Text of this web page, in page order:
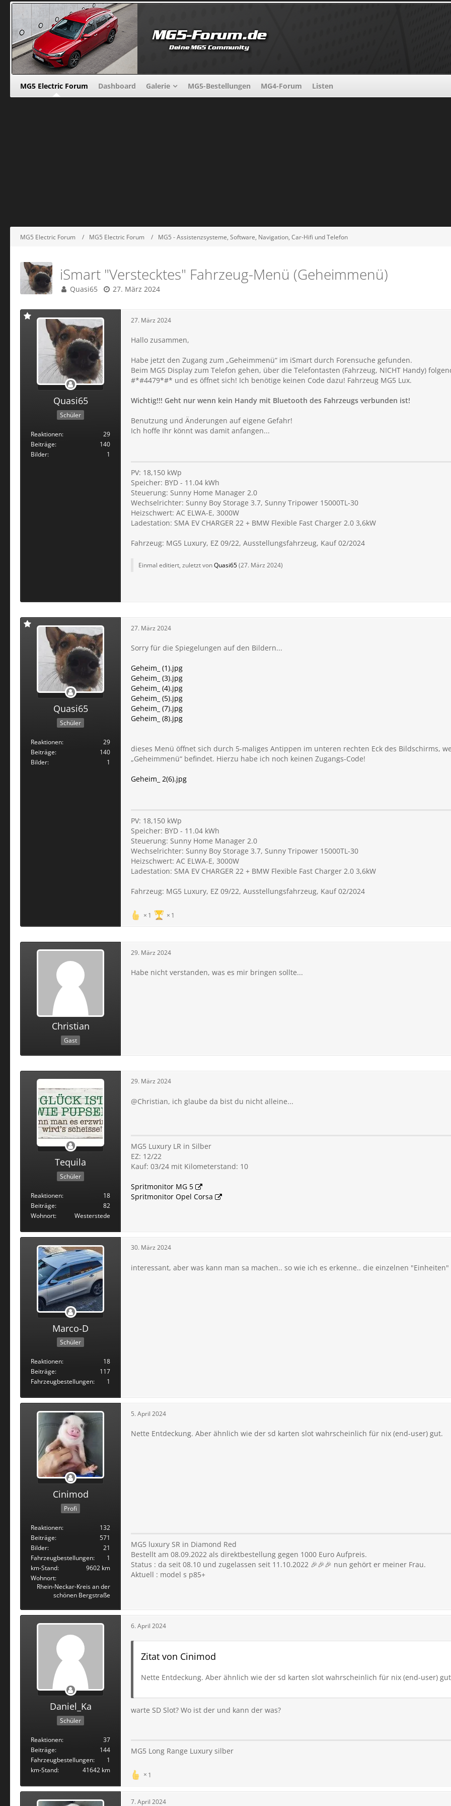
MG5 Electric Forum Dashboard Galerie MG5-Bestellungen MG4-Forum Listen
MG5 Electric Forum MG5 Electric Forum MG5 - Assistenzsysteme, Software, Navigation, Car-Hifi und Telefon
iSmart "Verstecktes" Fahrzeug-Menü (Geheimmenü)
Quasi65 27. März 2024
Quasi65
Schüler
Reaktionen
29
Beiträge
140
Bilder
1
27. März 2024
Hallo zusammen,
Habe jetzt den Zugang zum „Geheimmenü“ im iSmart durch Forensuche gefunden.
Beim MG5 Display zum Telefon gehen, über die Telefontasten (Fahrzeug, NICHT Handy)
#*#4479*#* und es öffnet sich! Ich benötige keinen Code dazu! Fahrzeug MG5 Lux.
Wichtig!!! Geht nur wenn kein Handy mit Bluetooth des Fahrzeugs verbunden ist!
Benutzung und Änderungen auf eigene Gefahr!
Ich hoffe Ihr könnt was damit anfangen...
PV: 18,150 kWp
Speicher: BYD - 11.04 kWh
Steuerung: Sunny Home Manager 2.0
Wechselrichter: Sunny Boy Storage 3.7, Sunny Tripower 15000TL-30
Heizschwert: AC ELWA-E, 3000W
Ladestation: SMA EV CHARGER 22 + BMW Flexible Fast Charger 2.0 3,6kW
Fahrzeug: MG5 Luxury, EZ 09/22, Ausstellungsfahrzeug, Kauf 02/2024
Einmal editiert, zuletzt vonQuasi65(27. März 2024)
Quasi65
Schüler
Reaktionen
29
Beiträge
140
Bilder
1
27. März 2024
Sorry für die Spiegelungen auf den Bildern...
Geheim_ (1).jpg
Geheim_ (3).jpg
Geheim_ (4).jpg
Geheim_ (5).jpg
Geheim_ (7).jpg
Geheim_ (8).jpg
dieses Menü öffnet sich durch 5-maliges Antippen im unteren rechten Eck des Bildschirms,
„Geheimmenü“ befindet. Hierzu habe ich noch keinen Zugangs-Code!
Geheim_ 2(6).jpg
PV: 18,150 kWp
Speicher: BYD - 11.04 kWh
Steuerung: Sunny Home Manager 2.0
Wechselrichter: Sunny Boy Storage 3.7, Sunny Tripower 15000TL-30
Heizschwert: AC ELWA-E, 3000W
Ladestation: SMA EV CHARGER 22 + BMW Flexible Fast Charger 2.0 3,6kW
Fahrzeug: MG5 Luxury, EZ 09/22, Ausstellungsfahrzeug, Kauf 02/2024
1 1
Christian
Gast
29. März 2024
Habe nicht verstanden, was es mir bringen sollte...
Tequila
Schüler
Reaktionen
18
Beiträge
82
Wohnort
Westerstede
29. März 2024
@Christian, ich glaube da bist du nicht alleine...
MG5 Luxury LR in Silber
EZ: 12/22
Kauf: 03/24 mit Kilometerstand: 10
Spritmonitor MG 5
Spritmonitor Opel Corsa
Marco-D
Schüler
Reaktionen
18
Beiträge
117
Fahrzeugbestellungen
1
30. März 2024
interessant, aber was kann man sa machen.. so wie ich es erkenne.. die einzelnen
Cinimod
Profi
Reaktionen
132
Beiträge
571
Bilder
21
Fahrzeugbestellungen
1
km-Stand
9602 km
Wohnort
Rhein-Neckar-Kreis an der
schönen Bergstraße
5. April 2024
Nette Entdeckung. Aber ähnlich wie der sd karten slot wahrscheinlich für nix (end-user) gut.
MG5 luxury SR in Diamond Red
Bestellt am 08.09.2022 als direktbestellung gegen 1000 Euro Aufpreis.
Status : da seit 08.10 und zugelassen seit 11.10.2022 🎉🎉🎉 nun gehört er meiner Frau.
Aktuell : model s p85+
Daniel_Ka
Schüler
Reaktionen
37
Beiträge
144
Fahrzeugbestellungen
1
km-Stand
41642 km
6. April 2024
Zitat von Cinimod
Nette Entdeckung. Aber ähnlich wie der sd karten slot wahrscheinlich für nix (end-user)
warte SD Slot? Wo ist der und kann der was?
MG5 Long Range Luxury silber
1
7. April 2024